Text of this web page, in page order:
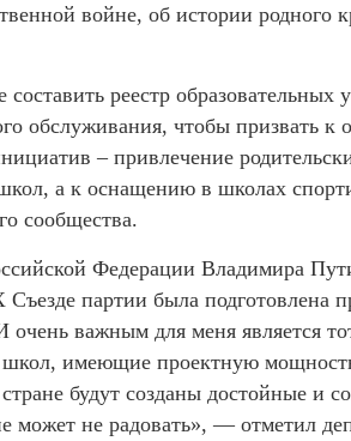
войне, об истории родного
реестр
обслуживания, чтобы призвать к
– привлечение
а к оснащению в школах
сообщества.
Федерации Владимира
партии была подготовлена
важным для меня является
имеющие проектную
будут созданы достойные и
может не радовать», — отметил